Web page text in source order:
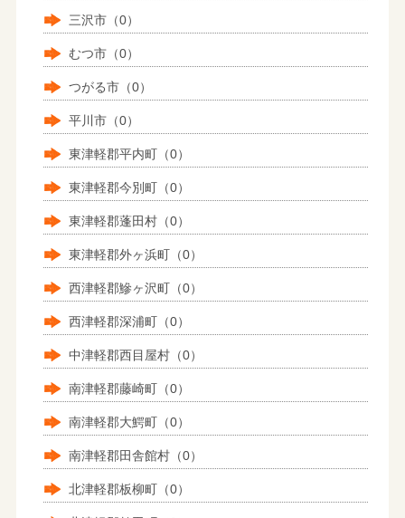
三沢市（0）
むつ市（0）
つがる市（0）
平川市（0）
東津軽郡平内町（0）
東津軽郡今別町（0）
東津軽郡蓬田村（0）
東津軽郡外ヶ浜町（0）
西津軽郡鰺ヶ沢町（0）
西津軽郡深浦町（0）
中津軽郡西目屋村（0）
南津軽郡藤崎町（0）
南津軽郡大鰐町（0）
南津軽郡田舎館村（0）
北津軽郡板柳町（0）